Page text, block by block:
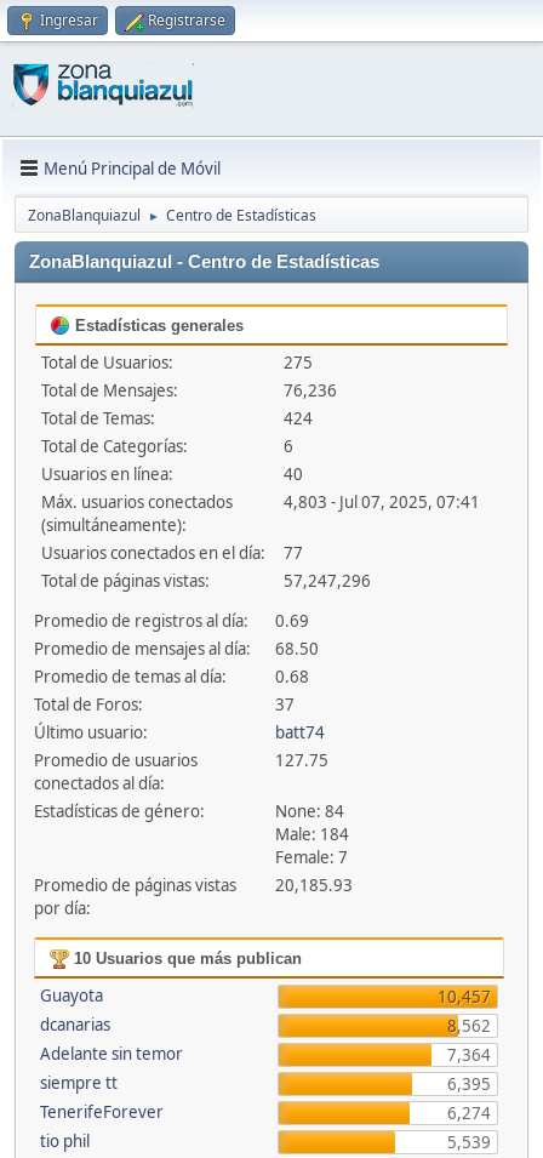
Ingresar Registrarse
Menú Principal de Móvil
ZonaBlanquiazul ► Centro de Estadísticas
ZonaBlanquiazul - Centro de Estadísticas
Estadísticas generales
Total de Usuarios:
275
Total de Mensajes:
76,236
Total de Temas:
424
Total de Categorías:
6
Usuarios en línea:
40
Máx. usuarios conectados
(simultáneamente):
4,803 - Jul 07, 2025, 07:41
Usuarios conectados en el día:
77
Total de páginas vistas:
57,247,296
Promedio de registros al día:
0.69
Promedio de mensajes al día:
68.50
Promedio de temas al día:
0.68
Total de Foros:
37
Último usuario:
batt74
Promedio de usuarios
conectados al día:
127.75
Estadísticas de género:
None: 84
Male: 184
Female: 7
Promedio de páginas vistas
por día:
20,185.93
10 Usuarios que más publican
Guayota
10,457
dcanarias
8,562
Adelante sin temor
7,364
siempre tt
6,395
TenerifeForever
6,274
tio phil
5,539